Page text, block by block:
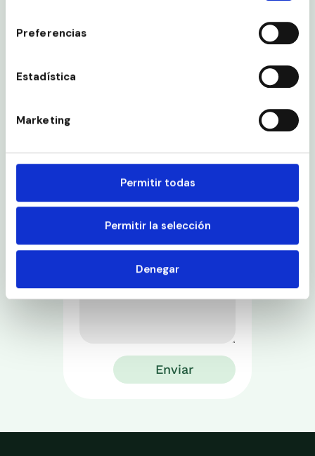
Preferencias
Estadística
Marketing
Permitir todas
Permitir la selección
Denegar
Enviar